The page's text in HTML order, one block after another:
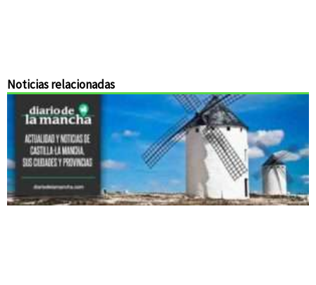
Noticias relacionadas